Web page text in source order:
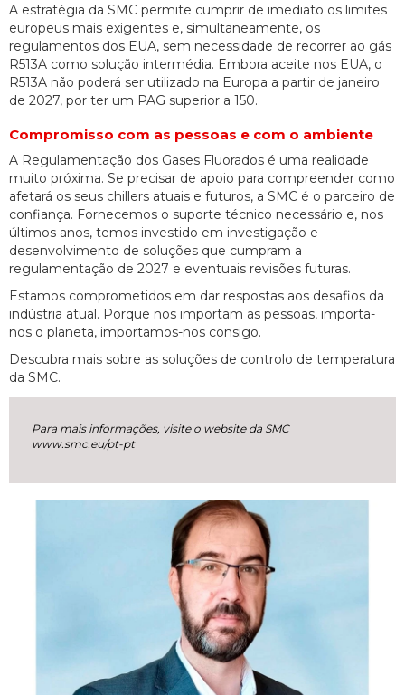
A estratégia da SMC permite cumprir de imediato os limites
europeus mais exigentes e, simultaneamente, os
regulamentos dos EUA, sem necessidade de recorrer ao gás
R513A como solução intermédia. Embora aceite nos EUA, o
R513A não poderá ser utilizado na Europa a partir de janeiro
de 2027, por ter um PAG superior a 150.
Compromisso com as pessoas e com o ambiente
A Regulamentação dos Gases Fluorados é uma realidade
muito próxima. Se precisar de apoio para compreender como
afetará os seus chillers atuais e futuros, a SMC é o parceiro de
confiança. Fornecemos o suporte técnico necessário e, nos
últimos anos, temos investido em investigação e
desenvolvimento de soluções que cumpram a
regulamentação de 2027 e eventuais revisões futuras.
Estamos comprometidos em dar respostas aos desafios da
indústria atual. Porque nos importam as pessoas, importa-
nos o planeta, importamos-nos consigo.
Descubra mais sobre as soluções de controlo de temperatura
da SMC.
Para mais informações, visite o website da SMC
www.smc.eu/pt-pt